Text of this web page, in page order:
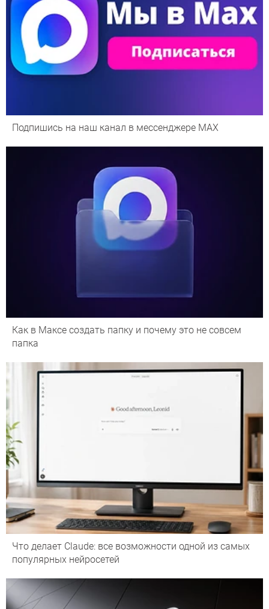
Подпишись на наш канал в мессенджере МАХ
Как в Максе создать папку и почему это не совсем
папка
Что делает Сlaude: все возможности одной из самых
популярных нейросетей